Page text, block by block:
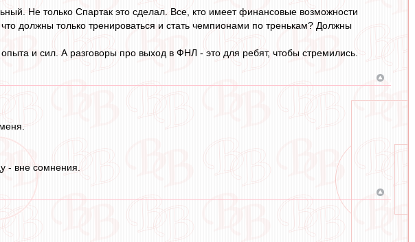
Не только Спартак это сделал. Все, кто имеет финансовые возможности
должны только тренироваться и стать чемпионами по тренькам? Должны
и сил. А разговоры про выход в ФНЛ - это для ребят, чтобы стремились.
- вне сомнения.